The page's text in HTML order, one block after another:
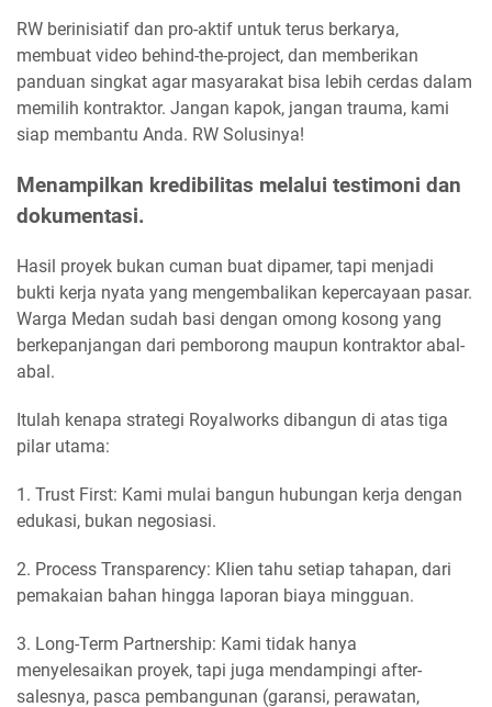
RW berinisiatif dan pro-aktif untuk terus berkarya,
membuat video behind-the-project, dan memberikan
panduan singkat agar masyarakat bisa lebih cerdas dalam
memilih kontraktor. Jangan kapok, jangan trauma, kami
siap membantu Anda. RW Solusinya!
Menampilkan kredibilitas melalui testimoni dan
dokumentasi.
Hasil proyek bukan cuman buat dipamer, tapi menjadi
bukti kerja nyata yang mengembalikan kepercayaan pasar.
Warga Medan sudah basi dengan omong kosong yang
berkepanjangan dari pemborong maupun kontraktor abal-
abal.
Itulah kenapa strategi Royalworks dibangun di atas tiga
pilar utama:
1. Trust First: Kami mulai bangun hubungan kerja dengan
edukasi, bukan negosiasi.
2. Process Transparency: Klien tahu setiap tahapan, dari
pemakaian bahan hingga laporan biaya mingguan.
3. Long-Term Partnership: Kami tidak hanya
menyelesaikan proyek, tapi juga mendampingi after-
salesnya, pasca pembangunan (garansi, perawatan,